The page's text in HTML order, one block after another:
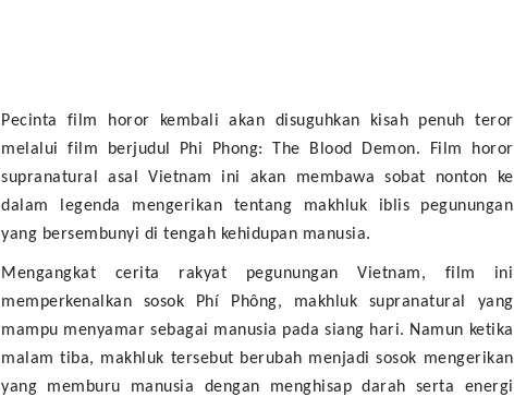
Pecinta film horor kembali akan disuguhkan kisah penuh teror
melalui film berjudul Phi Phong: The Blood Demon. Film horor
supranatural asal Vietnam ini akan membawa sobat nonton ke
dalam legenda mengerikan tentang makhluk iblis pegunungan
yang bersembunyi di tengah kehidupan manusia.
Mengangkat cerita rakyat pegunungan Vietnam, film ini
memperkenalkan sosok Phí Phông, makhluk supranatural yang
mampu menyamar sebagai manusia pada siang hari. Namun ketika
malam tiba, makhluk tersebut berubah menjadi sosok mengerikan
yang memburu manusia dengan menghisap darah serta energi